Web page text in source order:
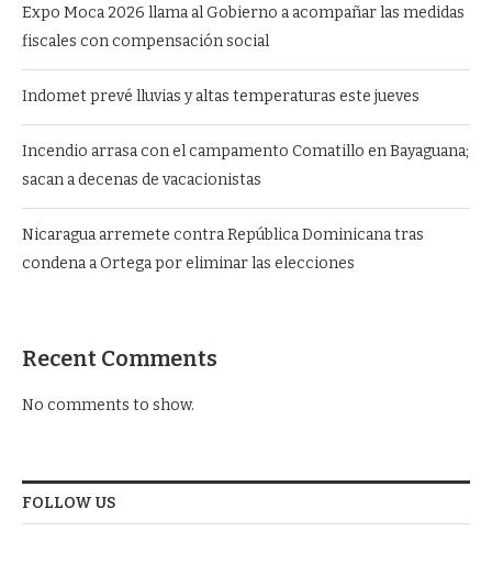
Expo Moca 2026 llama al Gobierno a acompañar las medidas
fiscales con compensación social
Indomet prevé lluvias y altas temperaturas este jueves
Incendio arrasa con el campamento Comatillo en Bayaguana;
sacan a decenas de vacacionistas
Nicaragua arremete contra República Dominicana tras
condena a Ortega por eliminar las elecciones
Recent Comments
No comments to show.
FOLLOW US